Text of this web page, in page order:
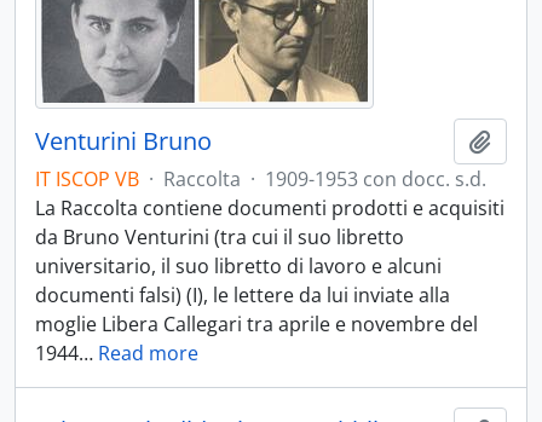
Venturini Bruno
IT ISCOP VB · Raccolta · 1909-1953 con docc. s.d.
La Raccolta contiene documenti prodotti e acquisiti
da Bruno Venturini (tra cui il suo libretto
universitario, il suo libretto di lavoro e alcuni
documenti falsi) (I), le lettere da lui inviate alla
moglie Libera Callegari tra aprile e novembre del
1944… Read more